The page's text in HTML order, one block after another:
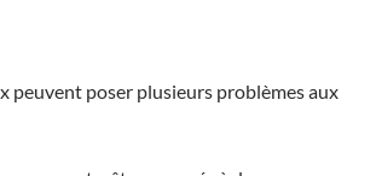
peuvent poser plusieurs problèmes aux